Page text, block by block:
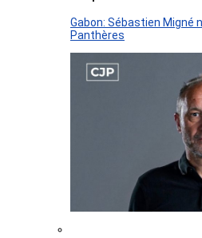
Gabon: Sébastien Migné
Panthères